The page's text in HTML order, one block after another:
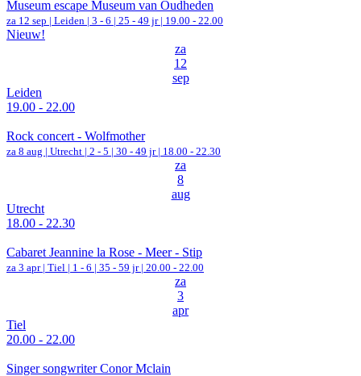
Museum escape Museum van Oudheden
za 12 sep | Leiden | 3 - 6 | 25 - 49 jr | 19.00 - 22.00
Nieuw!
za
12
sep
Leiden
19.00 - 22.00
Rock concert - Wolfmother
za 8 aug | Utrecht | 2 - 5 | 30 - 49 jr | 18.00 - 22.30
za
8
aug
Utrecht
18.00 - 22.30
Cabaret Jeannine la Rose - Meer - Stip
za 3 apr | Tiel | 1 - 6 | 35 - 59 jr | 20.00 - 22.00
za
3
apr
Tiel
20.00 - 22.00
Singer songwriter Conor Mclain